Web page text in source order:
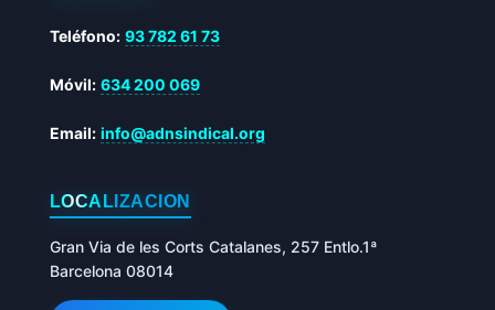
Teléfono: 93 782 61 73
Móvil: 634 200 069
Email: info@adnsindical.org
LOCALIZACIÓN
Gran Via de les Corts Catalanes, 257 Entlo.1ª
Barcelona 08014